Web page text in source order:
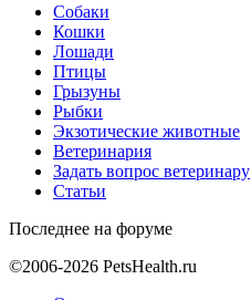
Собаки
Кошки
Лошади
Птицы
Грызуны
Рыбки
Экзотические животные
Ветеринария
Задать вопрос ветеринару
Статьи
Последнее на форуме
©2006-2026 PetsHealth.ru